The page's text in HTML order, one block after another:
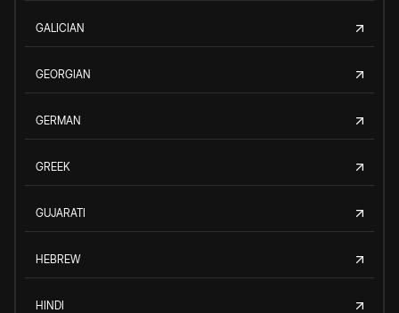
GALICIAN
GEORGIAN
GERMAN
GREEK
GUJARATI
HEBREW
HINDI